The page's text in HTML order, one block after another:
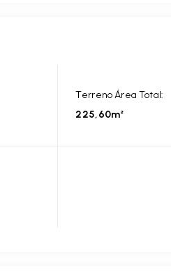
Terreno Área Total:
225,60m²